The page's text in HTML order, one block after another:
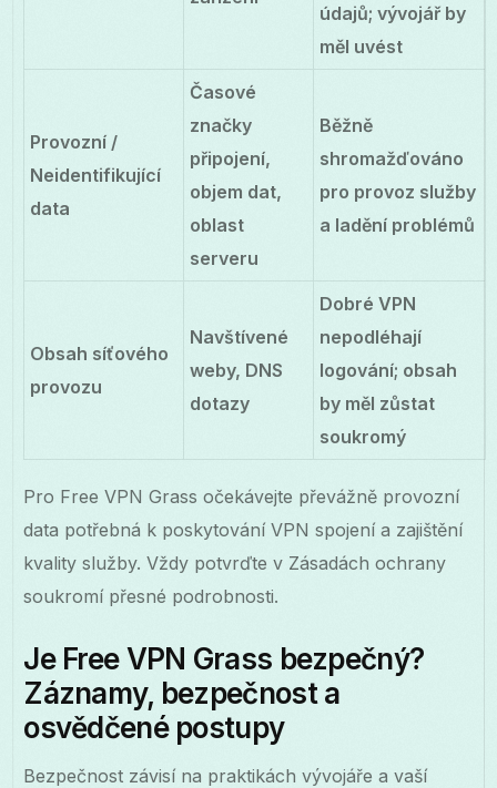
údajů; vývojář by
měl uvést
Provozní /
Neidentifikující
data
Časové
značky
připojení,
objem dat,
oblast
serveru
Běžně
shromažďováno
pro provoz služby
a ladění problémů
Obsah síťového
provozu
Navštívené
weby, DNS
dotazy
Dobré VPN
nepodléhají
logování; obsah
by měl zůstat
soukromý
Pro Free VPN Grass očekávejte převážně provozní
data potřebná k poskytování VPN spojení a zajištění
kvality služby. Vždy potvrďte v Zásadách ochrany
soukromí přesné podrobnosti.
Je Free VPN Grass bezpečný?
Záznamy, bezpečnost a
osvědčené postupy
Bezpečnost závisí na praktikách vývojáře a vaší